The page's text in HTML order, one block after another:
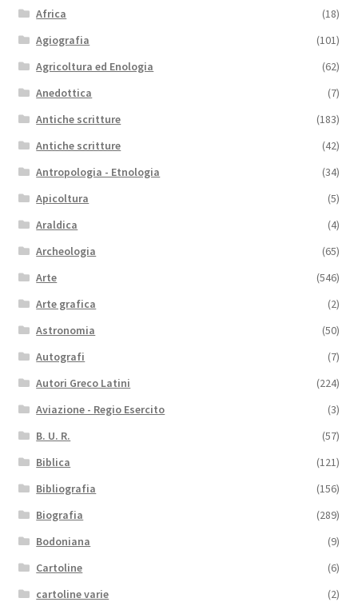
Africa
(18)
Agiografia
(101)
Agricoltura ed Enologia
(62)
Anedottica
(7)
Antiche scritture
(183)
Antiche scritture
(42)
Antropologia - Etnologia
(34)
Apicoltura
(5)
Araldica
(4)
Archeologia
(65)
Arte
(546)
Arte grafica
(2)
Astronomia
(50)
Autografi
(7)
Autori Greco Latini
(224)
Aviazione - Regio Esercito
(3)
B. U. R.
(57)
Biblica
(121)
Bibliografia
(156)
Biografia
(289)
Bodoniana
(9)
Cartoline
(6)
cartoline varie
(2)